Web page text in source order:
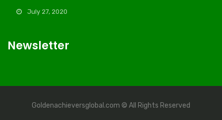
July 27, 2020
Newsletter
Goldenachieversglobal.com © All Rights Reserved